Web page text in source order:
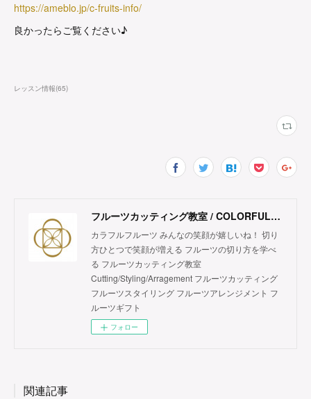
https://ameblo.jp/c-fruits-info/
良かったらご覧ください♪
レッスン情報(65)
フルーツカッティング教室 / COLORFUL FRUITS
カラフルフルーツ みんなの笑顔が嬉しいね！ 切り
方ひとつで笑顔が増える フルーツの切り方を学べ
る フルーツカッティング教室
Cutting/Styling/Arragement フルーツカッティング
フルーツスタイリング フルーツアレンジメント フ
ルーツギフト
フォロー
関連記事